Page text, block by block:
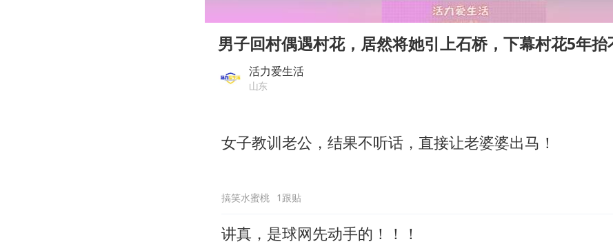
笔试第一被劝弃考涉事副校长被撤职
《龙餐馆》 冲奖
奋力开创中国式现代化建设新局面
男子回村偶遇村花，居然将她引上石桥，下幕村花5年抬
活力爱生活
山东
女子教训老公，结果不听话，直接让老婆婆出马！
搞笑水蜜桃 1跟贴
讲真，是球网先动手的！！！